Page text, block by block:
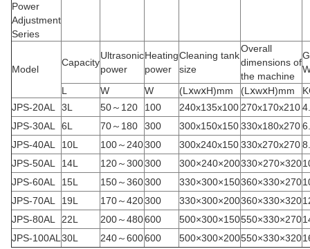
Power
Adjustment
Series
Model
Capacity
Ultrasonic
power
Heating
power
Cleaning tank
size
Overall
dimensions of
the machine
L
W W (LⅹwⅹH)mm (LⅹwⅹH)mm
JPS-20AL
3L 50～120 100 240x135x100 270x170x210
JPS-30AL
6L 70～180 300 300x150x150330x180x270
JPS-40AL
10L 100～240300 300x240x150330x270x270
JPS-50AL
14L 120～300300 300×240×200330×270×320
JPS-60AL
15L 150～360300 330×300×150360×330×270
JPS-70AL
19L 170～420300 330×300×200360×330×320
JPS-80AL
22L 200～480600 500×300×150550×330×270
JPS-100AL 30L 240～600600 500×300×200550×330×320